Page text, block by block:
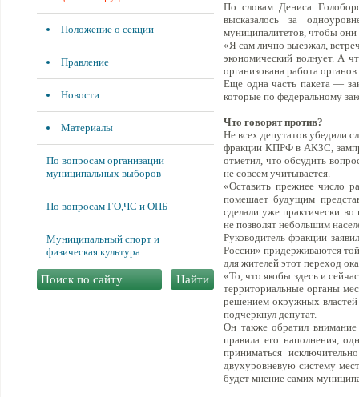
Положение о секции
Правление
Новости
Материалы
По вопросам организации
муниципальных выборов
По вопросам ГО,ЧС и ОПБ
Муниципальный спорт и
физическая культура
По словам Дениса
высказалось за
муниципалитетов, чтобы они
«Я сам лично выезжал,
экономический волнует. А
организована работа
Еще одна часть пакета —
которые по федеральному
Что говорят против?
Не всех депутатов убедили
фракции КПРФ в АКЗС,
отметил, что обсудить
не совсем учитывается.
«Оставить прежнее число
помешает будущим
сделали уже практически
не позволят небольшим
Руководитель фракции
России» придерживаются
для жителей этот переход
«То, что якобы здесь и
территориальные органы
решением окружных
подчеркнул депутат.
Он также обратил
правила его наполнения,
приниматься
двухуровневую систему
будет мнение самих